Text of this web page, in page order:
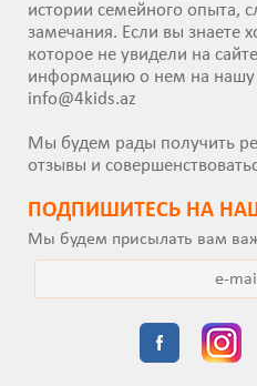
истории семейного опыта,
замечания. Если вы знаете
которое не увидели на
информацию о нем на нашу
info@4kids.az
Мы будем рады получить
отзывы и
ПОДПИШИТEСЬ НА
Мы будем присылать вам